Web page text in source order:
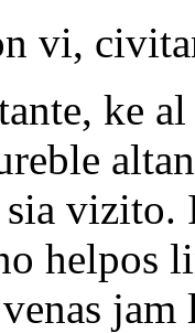
vi,
ke
vizito.